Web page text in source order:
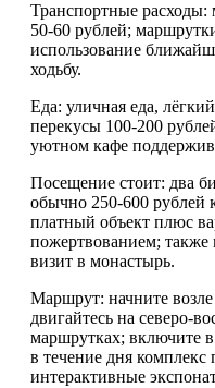
Транспортные
50-60 рублей;
использование
ходьбу.
Еда: уличная еда,
перекусы 100-200
уютном кафе
Посещение стоит: два
обычно 250-600 рублей
платный объект плюс
пожертвованием;
визит в монастырь.
Маршрут: начните возле
двигайтесь на северо-
маршрутках; включите
в течение дня
интерактивные